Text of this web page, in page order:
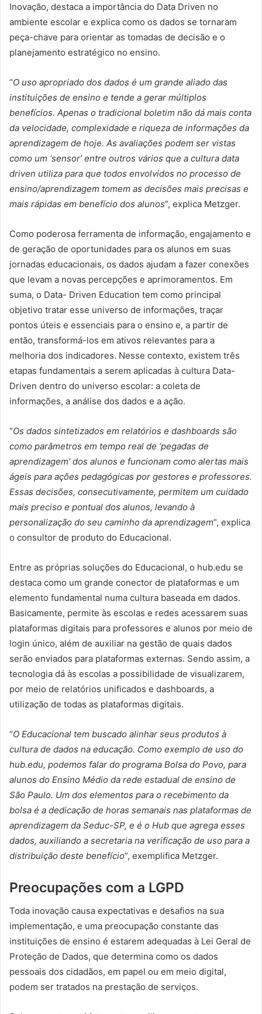
Inovação, destaca a importância do Data Driven no
ambiente escolar e explica como os dados se tornaram
peça-chave para orientar as tomadas de decisão e o
planejamento estratégico no ensino.
“O uso apropriado dos dados é um grande aliado das
instituições de ensino e tende a gerar múltiplos
benefícios. Apenas o tradicional boletim não dá mais conta
da velocidade, complexidade e riqueza de informações da
aprendizagem de hoje. As avaliações podem ser vistas
como um ‘sensor’ entre outros vários que a cultura data
driven utiliza para que todos envolvidos no processo de
ensino/aprendizagem tomem as decisões mais precisas e
mais rápidas em benefício dos alunos”, explica Metzger.
Como poderosa ferramenta de informação, engajamento e
de geração de oportunidades para os alunos em suas
jornadas educacionais, os dados ajudam a fazer conexões
que levam a novas percepções e aprimoramentos. Em
suma, o Data- Driven Education tem como principal
objetivo tratar esse universo de informações, traçar
pontos úteis e essenciais para o ensino e, a partir de
então, transformá-los em ativos relevantes para a
melhoria dos indicadores. Nesse contexto, existem três
etapas fundamentais a serem aplicadas à cultura Data-
Driven dentro do universo escolar: a coleta de
informações, a análise dos dados e a ação.
“Os dados sintetizados em relatórios e dashboards são
como parâmetros em tempo real de ‘pegadas de
aprendizagem’ dos alunos e funcionam como alertas mais
ágeis para ações pedagógicas por gestores e professores.
Essas decisões, consecutivamente, permitem um cuidado
mais preciso e pontual dos alunos, levando à
personalização do seu caminho da aprendizagem”, explica
o consultor de produto do Educacional.
Entre as próprias soluções do Educacional, o hub.edu se
destaca como um grande conector de plataformas e um
elemento fundamental numa cultura baseada em dados.
Basicamente, permite às escolas e redes acessarem suas
plataformas digitais para professores e alunos por meio de
login único, além de auxiliar na gestão de quais dados
serão enviados para plataformas externas. Sendo assim, a
tecnologia dá às escolas a possibilidade de visualizarem,
por meio de relatórios unificados e dashboards, a
utilização de todas as plataformas digitais.
“O Educacional tem buscado alinhar seus produtos à
cultura de dados na educação. Como exemplo de uso do
hub.edu, podemos falar do programa Bolsa do Povo, para
alunos do Ensino Médio da rede estadual de ensino de
São Paulo. Um dos elementos para o recebimento da
bolsa é a dedicação de horas semanais nas plataformas de
aprendizagem da Seduc-SP, e é o Hub que agrega esses
dados, auxiliando a secretaria na verificação de uso para a
distribuição deste benefício”, exemplifica Metzger.
Preocupações com a LGPD
Toda inovação causa expectativas e desafios na sua
implementação, e uma preocupação constante das
instituições de ensino é estarem adequadas à Lei Geral de
Proteção de Dados, que determina como os dados
pessoais dos cidadãos, em papel ou em meio digital,
podem ser tratados na prestação de serviços.